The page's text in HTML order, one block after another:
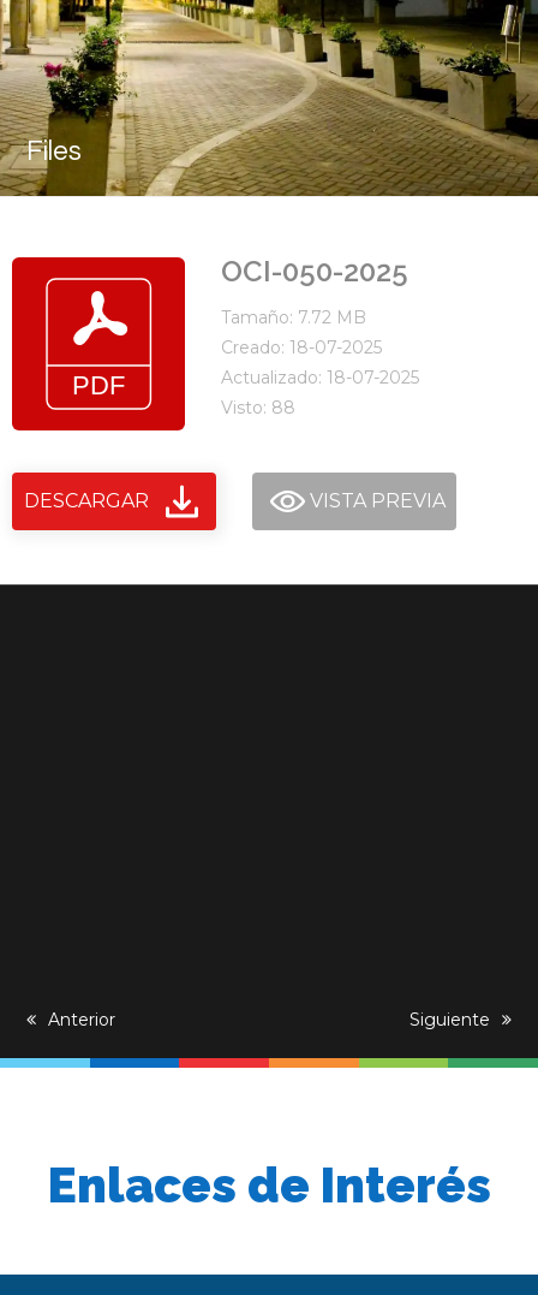
Files
OCI-050-2025
Tamaño: 7.72 MB
Creado: 18-07-2025
Actualizado: 18-07-2025
Visto: 88
DESCARGAR VISTA PREVIA
previous
Anterior
next
Siguiente
Enlaces de Interés